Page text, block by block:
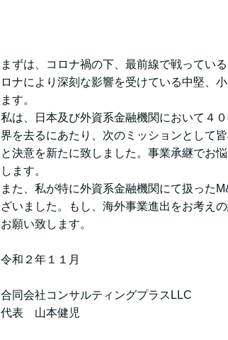
まずは、コロナ禍の下、最前線で戦ってい
ロナにより深刻な影響を受けている中堅、
ます。
私は、日本及び外資系金融機関において４
界を去るにあたり、次のミッションとして
と決意を新たに致しました。事業承継でお
します。
また、私が特に外資系金融機関にて扱った
ざいました。もし、海外事業進出をお考え
お願い致します。
令和２年１１月
合同会社コンサルティングプラスLLC
代表 山本健児